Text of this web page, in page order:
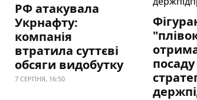
РФ атакувала
Укрнафту:
компанія
втратила суттєві
обсяги видобутку
7 СЕРПНЯ, 16:50